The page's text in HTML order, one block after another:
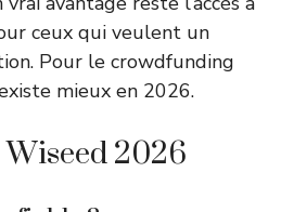
ceux qui veulent un
Pour le crowdfunding
mieux en 2026.
2026